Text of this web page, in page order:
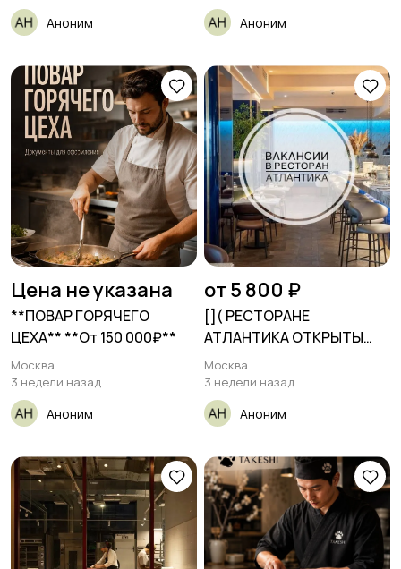
Аноним Аноним
Цена не указана
**ПОВАР ГОРЯЧЕГО
ЦЕХА** **От 150 000₽**
Москва
3 недели назад
Аноним
от 5 800 ₽
[​]( РЕСТОРАНЕ
АТЛАНТИКА ОТКРЫТЫ
ВАКАНСИИ: ✅
Москва
3 недели назад
Аноним